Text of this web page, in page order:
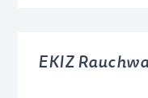
EKIZ